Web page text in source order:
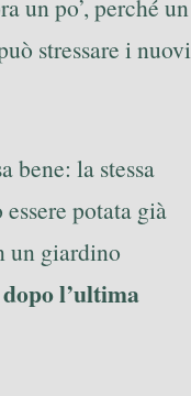
un po’, perché un
stressare i nuovi
bene: la stessa
potata già
un giardino
dopo l’ultima